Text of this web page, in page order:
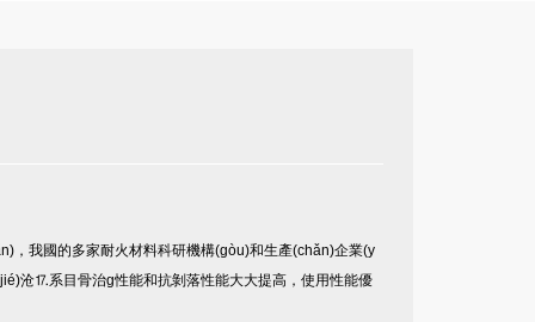
，我國的多家耐火材料科研機構(gòu)和生產(chǎn)企業(y
沧⒘系目骨治g性能和抗剝落性能大大提高，使用性能優